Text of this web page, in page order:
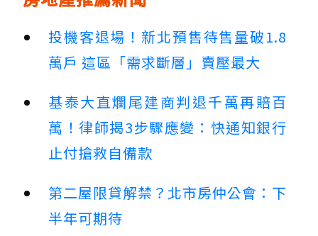
投機客退場！新北預售待售量破1.8
萬戶 這區「需求斷層」賣壓最大
基泰大直爛尾建商判退千萬再賠百
萬！律師揭3步驟應變：快通知銀行
止付搶救自備款
第二屋限貸解禁？北市房仲公會：下
半年可期待